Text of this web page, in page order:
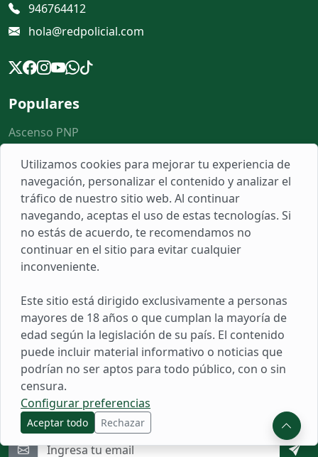
946764412
hola@redpolicial.com
Populares
Ascenso PNP
Escuela de Policía
Todo
Links
Sobre Nosotros
Populares
Herramientas
Reclamos
Novedades
Suscríbete para recibir noticias, ofertas y mucho más.
Utilizamos cookies para mejorar tu experiencia de
navegación, personalizar el contenido y analizar el
tráfico de nuestro sitio web. Al continuar
navegando, aceptas el uso de estas tecnologías. Si
no estás de acuerdo, te recomendamos no
continuar en el sitio para evitar cualquier
inconveniente.
Este sitio está dirigido exclusivamente a personas
mayores de 18 años o que cumplan la mayoría de
edad según la legislación de su país. El contenido
puede incluir material informativo o noticias que
podrían no ser aptos para todo público, con o sin
censura.
Configurar preferencias
Aceptar todo Rechazar